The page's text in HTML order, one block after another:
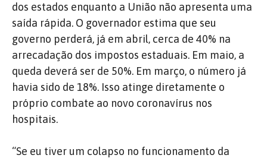
dos estados enquanto a União não apresenta uma
saída rápida. O governador estima que seu
governo perderá, já em abril, cerca de 40% na
arrecadação dos impostos estaduais. Em maio, a
queda deverá ser de 50%. Em março, o número já
havia sido de 18%. Isso atinge diretamente o
próprio combate ao novo coronavírus nos
hospitais.
“Se eu tiver um colapso no funcionamento da